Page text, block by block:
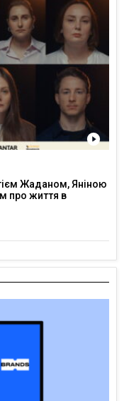
Жаданом, Яніною
про життя в